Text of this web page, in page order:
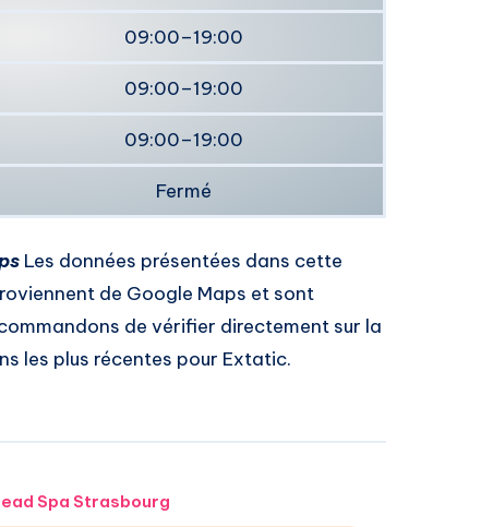
09:00–19:00
09:00–19:00
09:00–19:00
Fermé
Les données présentées dans cette
de Google Maps et sont
de vérifier directement sur la
les plus récentes pour Extatic.
Spa Strasbourg